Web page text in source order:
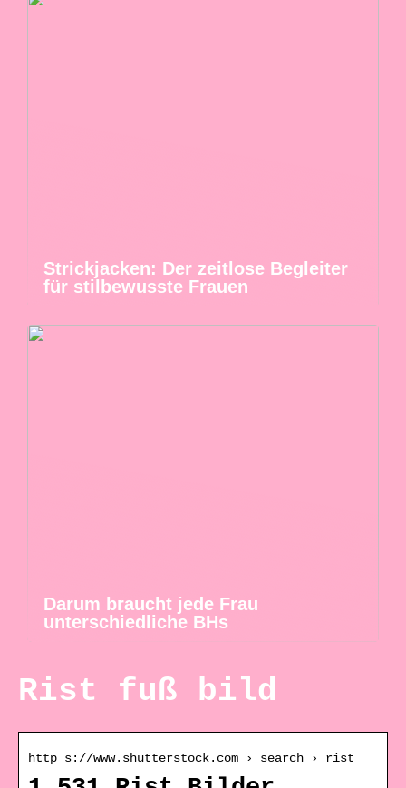
Strickjacken: Der zeitlose Begleiter
für stilbewusste Frauen
Darum braucht jede Frau
unterschiedliche BHs
Rist fuß bild
http s://www.shutterstock.com › search › rist